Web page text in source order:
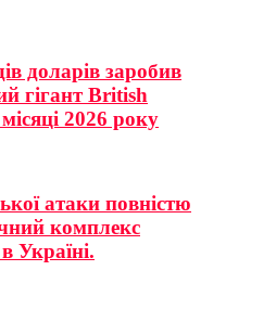
доларів заробив
гігант British
2026 року
атаки повністю
комплекс
Україні.